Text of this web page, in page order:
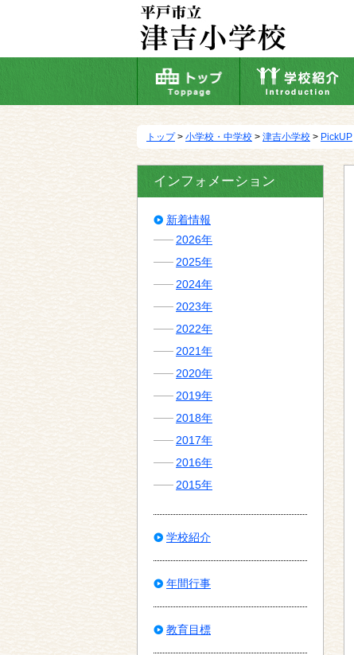
動
トップ> 小学校・中学校 > 津吉小学校 > PickUP
インフォメーション
新着情報
2026年
2025年
2024年
2023年
2022年
2021年
2020年
2019年
2018年
2017年
2016年
2015年
学校紹介
年間行事
教育目標